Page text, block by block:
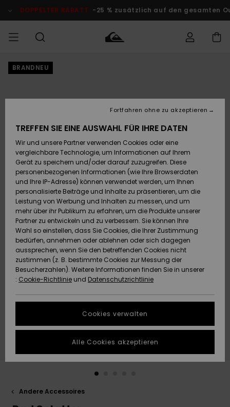
ProduktinformationRABATT -25 % zusätzlich auf den gesamten Outlet-
MÄNNER
Accessoires
Schuhe&
Flip-Flops
Surf
Snow
Brandneu
Highlights
JUNGEN
Accessoires
Schuhe&
Flip-Flops
Surf
Snow
Brandneu
Highlights
FRAUEN
Brandneu
Highlights
Snow
SURF
Kinder
Highlights
Community
SNOW
Kinder
Snow Shop
Damen
Highlights
Community
DOPPELTER
RABATT
KINDER
Outlet
Frauen
HILFE & KONTAKT
Versand
Retouren
Bezahlung
Geschenkkarte
Quiksilver
Freedom
Datenschutz
Starten Sie eine
Unterhaltung,
schnellste
Antwort auf Ihre
Frage zu
erhalten.
NACHHALTIGKEIT
WUNSCHLISTE
BRANDNEU
Andere Accessoires
TREFFEN SIE EINE AUSWAHL FÜR IHRE DATEN
Wir und unsere Partner verwenden Cookies oder eine
vergleichbare Technologie, um Informationen auf Ihrem
Gerät zu speichern und/oder darauf zuzugreifen. Diese
personenbezogenen Informationen (wie Ihre Browserdaten
und Ihre IP-Adresse) können verwendet werden, um Ihnen
personalisierte Beiträge und Inhalte zu präsentieren, um die
Leistung von Werbung und Inhalten zu messen, und um
mehr über ihr Publikum zu erfahren, um die Produkte unserer
Partner zu entwickeln und zu verbessern. Sie können Ihre
Wahl so einstellen, dass Sie Cookies, die Ihrer Zustimmung
bedürfen, annehmen oder ablehnen oder sich dagegen
aussprechen, wenn Sie den betreffenden Cookies nicht
zustimmen (z. B. bestimmte Cookies zur Messung der
Besucherzahlen). Weitere Informationen finden Sie in unserer
: Cookie-Richtlinie und Datenschutzrichtlinie
Cookies verwalten
Fortfahren ohne zu akzeptieren
Alle Cookies akzeptieren